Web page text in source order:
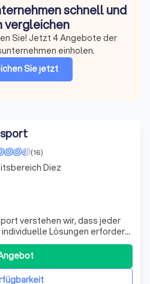
schnell und
vergleichen
Sie! Jetzt 4 Angebote der
einholen.
Sie jetzt
(16)
verstehen wir, dass jeder
Lösungen erfordert.
erfahrenen Fachleuten
so reibungslos und
Wir bieten eine breite
Diez